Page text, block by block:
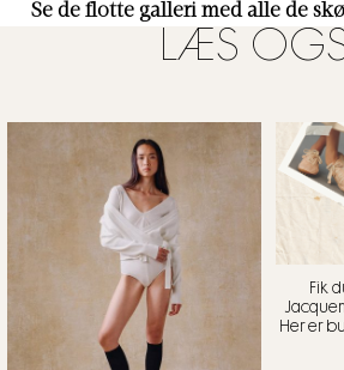
Se de flotte galleri med alle de
LÆS
Fik
Her er